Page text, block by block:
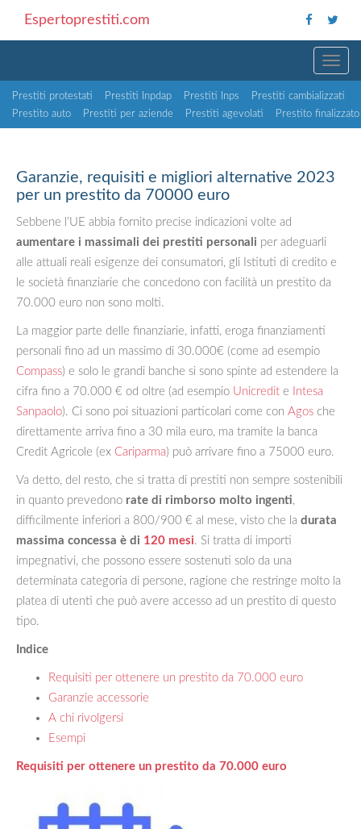
Espertoprestiti.com
Prestiti protestati Prestiti Inpdap Prestiti Inps
Prestiti cambializzati
Prestito auto
Prestiti per aziende Prestiti agevolati Prestito finalizzato
Garanzie, requisiti e migliori alternative 2023
per un prestito da 70000 euro
Sebbene l’UE abbia fornito precise indicazioni volte ad
aumentare i massimali dei prestiti personali per adeguarli
alle attuali reali esigenze dei consumatori, gli Istituti di credito e
le società finanziarie che concedono con facilità un prestito da
70.000 euro non sono molti.
La maggior parte delle finanziarie, infatti, eroga finanziamenti
personali fino ad un massimo di 30.000€ (come ad esempio
Compass) e solo le grandi banche si sono spinte ad estendere la
cifra fino a 70.000 € od oltre (ad esempio Unicredit e
Intesa
Sanpaolo). Ci sono poi situazioni particolari come con Agos che
direttamente arriva fino a 30 mila euro, ma tramite la banca
Credit Agricole (ex Cariparma) può arrivare fino a 75000 euro.
Va detto, del resto, che si tratta di prestiti non sempre sostenibili
in quanto prevedono rate di rimborso molto ingenti,
difficilmente inferiori a 800/900 € al mese, visto che la durata
massima concessa è di 120 mesi. Si tratta di importi
impegnativi, che possono essere sostenuti solo da una
determinata categoria di persone, ragione che restringe molto la
platea di utenti che può avere accesso ad un prestito di questo
tipo.
Indice
Requisiti per ottenere un prestito da 70.000 euro
Garanzie accessorie
A chi rivolgersi
Esempi
Requisiti per ottenere un prestito da 70.000 euro